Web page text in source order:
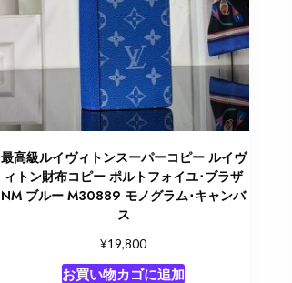
最高級ルイヴィトンスーパーコピー ルイヴ
ィトン財布コピー ポルトフォイユ･ブラザ
NM ブルー M30889 モノグラム･キャンバ
ス
¥19,800
お買い物カゴに追加